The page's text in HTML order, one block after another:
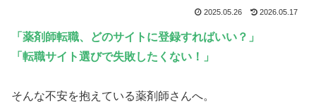
2025.05.26 2026.05.17
「 薬剤師転職、どのサイトに登録すればいい？ 」
「 転職サイト選びで失敗したくない！ 」
そんな不安を抱えている薬剤師さんへ。